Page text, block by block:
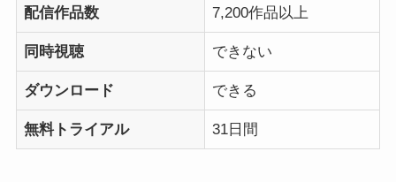
配信作品数 7,200作品以上
同時視聴 できない
ダウンロード できる
無料トライアル 31日間